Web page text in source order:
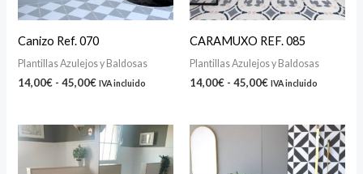
Canizo Ref. 070
Plantillas Azulejos y Baldosas
14,00€ - 45,00€ IVA incluido
CARAMUXO REF. 085
Plantillas Azulejos y Baldosas
14,00€ - 45,00€ IVA incluido
Rango
de
precios:
desde
Rango
precios:
desde